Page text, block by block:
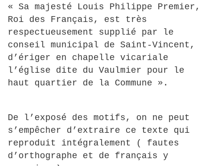
« Sa majesté Louis Philippe Premier,
Roi des Français, est très
respectueusement supplié par le
conseil municipal de Saint-Vincent,
d’ériger en chapelle vicariale
l’église dite du Vaulmier pour le
haut quartier de la Commune ».
De l’exposé des motifs, on ne peut
s’empêcher d’extraire ce texte qui
reproduit intégralement ( fautes
d’orthographe et de français y